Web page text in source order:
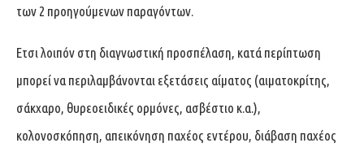
των 2 προηγούμενων παραγόντων.
Ετσι λοιπόν στη διαγνωστική προσπέλαση, κατά περίπτωση
μπορεί να περιλαμβάνονται εξετάσεις αίματος (αιματοκρίτης,
σάκχαρο, θυρεοειδικές ορμόνες, ασβέστιο κ.α.),
κολονοσκόπηση, απεικόνηση παχέος εντέρου, διάβαση παχέος